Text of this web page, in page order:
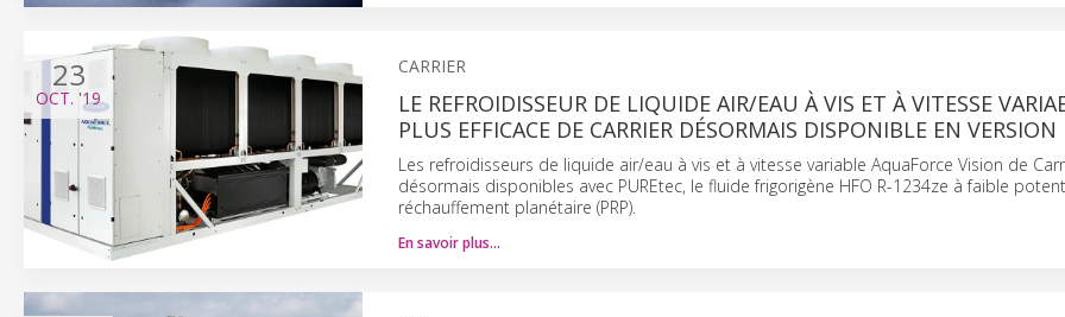
23
OCT. '19
CARRIER
LE REFROIDISSEUR DE LIQUIDE AIR/EAU À VIS ET À VITESSE
PLUS EFFICACE DE CARRIER DÉSORMAIS DISPONIBLE EN VERSION
Les refroidisseurs de liquide air/eau à vis et à vitesse variable AquaForce Vision de
désormais disponibles avec PUREtec, le fluide frigorigène HFO R-1234ze à faible
réchauffement planétaire (PRP).
En savoir plus…